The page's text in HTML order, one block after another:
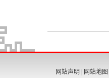
网站声明 网站地图